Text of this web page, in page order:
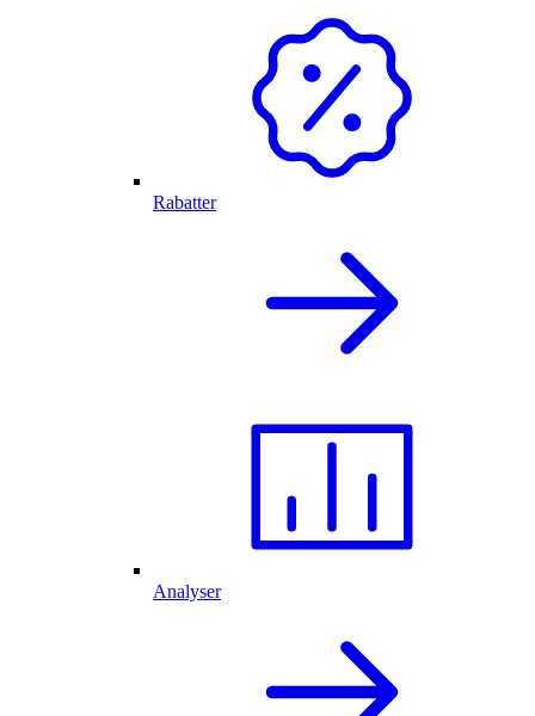
Rabatter
Analyser